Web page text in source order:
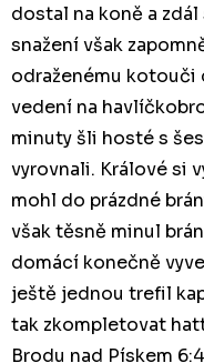
dostal na koně a
snažení však
odraženému kotouči
vedení na
minuty šli hosté s
vyrovnali. Králové si
mohl do prázdné
však těsně minul
domácí konečně
ještě jednou trefil
tak zkompletovat
Brodu nad Pískem